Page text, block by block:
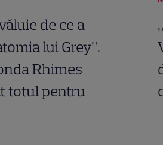
de ce a
lui Grey”.
Rhimes
totul pentru